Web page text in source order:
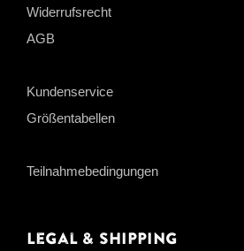
Widerrufsrecht
AGB
Kundenservice
Größentabellen
Teilnahmebedingungen
Legal & Shipping